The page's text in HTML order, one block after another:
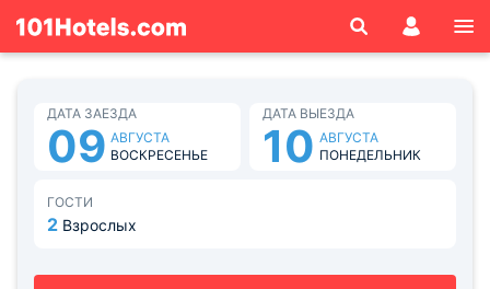
ДАТА ЗАЕЗДА
09 АВГУСТА
ВОСКРЕСЕНЬЕ
ДАТА ВЫЕЗДА
10 АВГУСТА
ПОНЕДЕЛЬНИК
ГОСТИ
2 Взрослых